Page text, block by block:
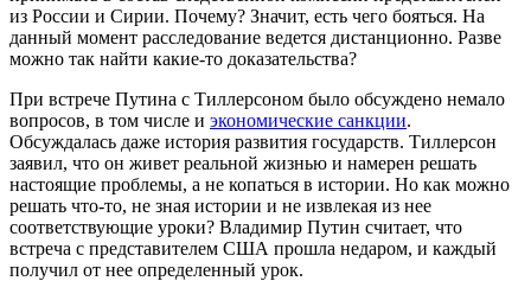
из России и Сирии. Почему? Значит, есть чего бояться. На
данный момент расследование ведется дистанционно. Разве
можно так найти какие-то доказательства?
При встрече Путина с Тиллерсоном было обсуждено немало
вопросов, в том числе и экономические санкции.
Обсуждалась даже история развития государств. Тиллерсон
заявил, что он живет реальной жизнью и намерен решать
настоящие проблемы, а не копаться в истории. Но как можно
решать что-то, не зная истории и не извлекая из нее
соответствующие уроки? Владимир Путин считает, что
встреча с представителем США прошла недаром, и каждый
получил от нее определенный урок.